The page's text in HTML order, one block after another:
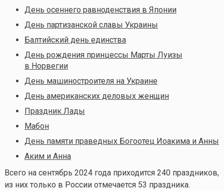
День осеннего равноденствия в Японии
День партизанской славы Украины
Балтийский день единства
День рождения принцессы Марты Луизы
в Норвегии
День машиностроителя на Украине
День американских деловых женщин
Праздник Лады
Мабон
День памяти праведных Богоотец Иоакима и Анны
Аким и Анна
Всего на сентябрь 2024 года приходится 240 праздников,
из них только в России отмечается 53 праздника.